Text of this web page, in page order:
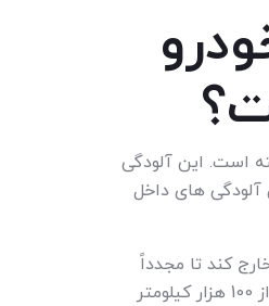
است. این آلودگی
های داخل
کند تا مجدداً
موتور تمیز شود و عملکرد صد درصد ایده آل داشته باشد. اگر کارکرد خودروی شما کمتر از 100 هزار کیلومتر